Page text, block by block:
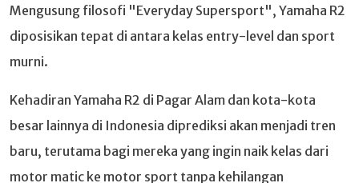
Mengusung filosofi "Everyday Supersport", Yamaha R2
diposisikan tepat di antara kelas entry-level dan sport
murni.
Kehadiran Yamaha R2 di Pagar Alam dan kota-kota
besar lainnya di Indonesia diprediksi akan menjadi tren
baru, terutama bagi mereka yang ingin naik kelas dari
motor matic ke motor sport tanpa kehilangan